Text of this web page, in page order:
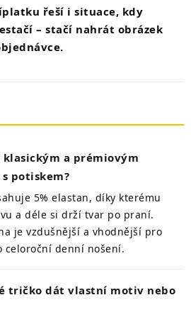
řeší i situace, kdy
– stačí nahrát obrázek
klasickým a prémiovým
potiskem?
5% elastan, díky kterému
a déle si drží tvar po praní.
je vzdušnější a vhodnější pro
celoroční denní nošení.
tričko dát vlastní motiv nebo